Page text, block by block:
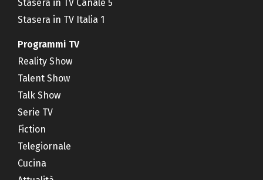
Stasera in TV Canale 5
Stasera in TV Italia 1
Programmi TV
Reality Show
Talent Show
Talk Show
Serie TV
Fiction
Telegiornale
Cucina